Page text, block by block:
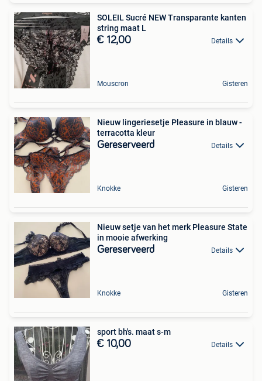
SOLEIL Sucré NEW Transparante kanten
string maat L
€ 12,00 Details
Mouscron Gisteren
Nieuw lingeriesetje Pleasure in blauw -
terracotta kleur
Gereserveerd Details
Knokke Gisteren
Nieuw setje van het merk Pleasure State
in mooie afwerking
Gereserveerd Details
Knokke Gisteren
sport bh's. maat s-m
€ 10,00 Details